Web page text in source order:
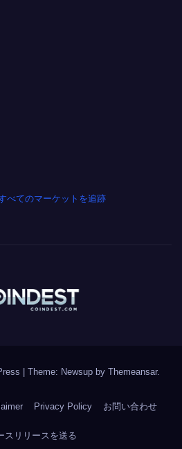
べてのマーケットを追跡
Theme: Newsup by Themeansar.
Privacy Policy お問い合わせ
スリリースを送る